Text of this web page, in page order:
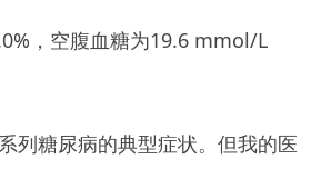
，空腹血糖为19.6 mmol/L
列糖尿病的典型症状。但我的医